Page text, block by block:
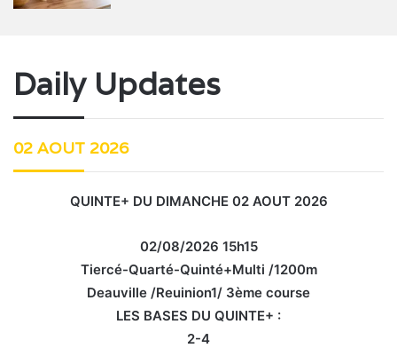
Daily Updates
02 AOUT 2026
QUINTE+ DU DIMANCHE 02 AOUT 2026
02/08/2026 15h15
Tiercé-Quarté-Quinté+Multi /1200m
Deauville /Reuinion1/ 3ème course
LES BASES DU QUINTE+ :
2-4